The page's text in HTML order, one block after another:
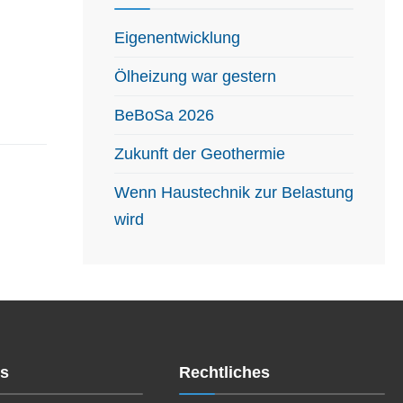
Eigenentwicklung
Ölheizung war gestern
BeBoSa 2026
Zukunft der Geothermie
Wenn Haustechnik zur Belastung
wird
Rechtliches